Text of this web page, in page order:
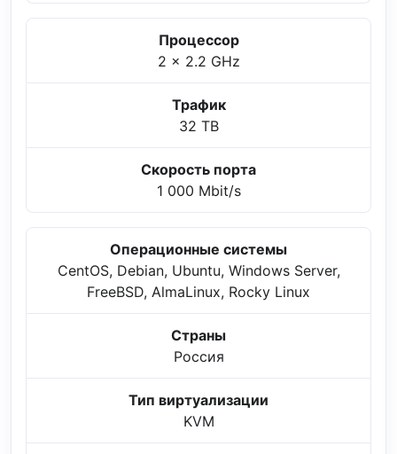
Процессор
2 x 2.2 GHz
Трафик
32 TB
Скорость порта
1 000 Mbit/s
Операционные системы
CentOS, Debian, Ubuntu, Windows Server,
FreeBSD, AlmaLinux, Rocky Linux
Страны
Россия
Тип виртуализации
KVM